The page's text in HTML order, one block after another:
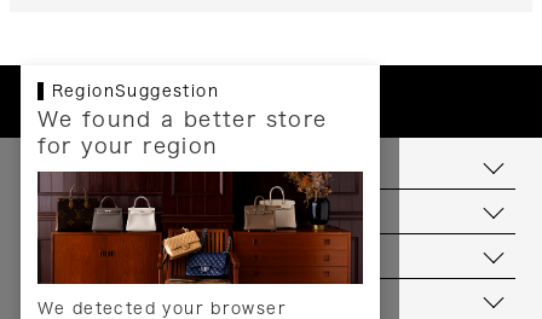
RegionSuggestion
We found a better store
for your region
We detected your browser
お支払いについて
配送について
送料について
返品について